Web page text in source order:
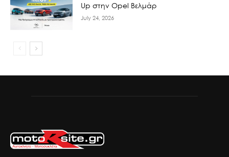
Up στην Opel Βελμάρ
July 24, 2026